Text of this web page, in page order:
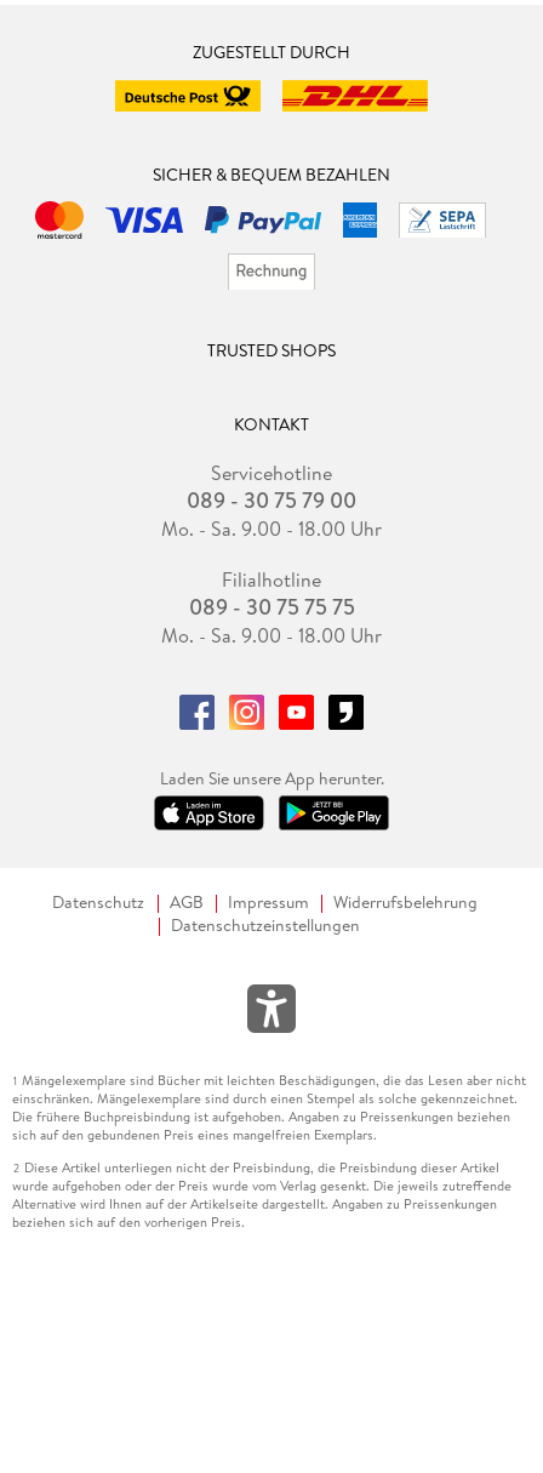
ZUGESTELLT DURCH
SICHER & BEQUEM BEZAHLEN
TRUSTED SHOPS
KONTAKT
Servicehotline
089 - 30 75 79 00
Mo. - Sa. 9.00 - 18.00 Uhr
Filialhotline
089 - 30 75 75 75
Mo. - Sa. 9.00 - 18.00 Uhr
Laden Sie unsere App herunter.
Datenschutz AGB Impressum
Widerrufsbelehrung
Datenschutzeinstellungen
1 Mängelexemplare sind Bücher mit leichten Beschädigungen, die das Lesen aber nicht
einschränken. Mängelexemplare sind durch einen Stempel als solche gekennzeichnet.
Die frühere Buchpreisbindung ist aufgehoben. Angaben zu Preissenkungen beziehen
sich auf den gebundenen Preis eines mangelfreien Exemplars.
2 Diese Artikel unterliegen nicht der Preisbindung, die Preisbindung dieser Artikel
wurde aufgehoben oder der Preis wurde vom Verlag gesenkt. Die jeweils zutreffende
Alternative wird Ihnen auf der Artikelseite dargestellt. Angaben zu Preissenkungen
beziehen sich auf den vorherigen Preis.